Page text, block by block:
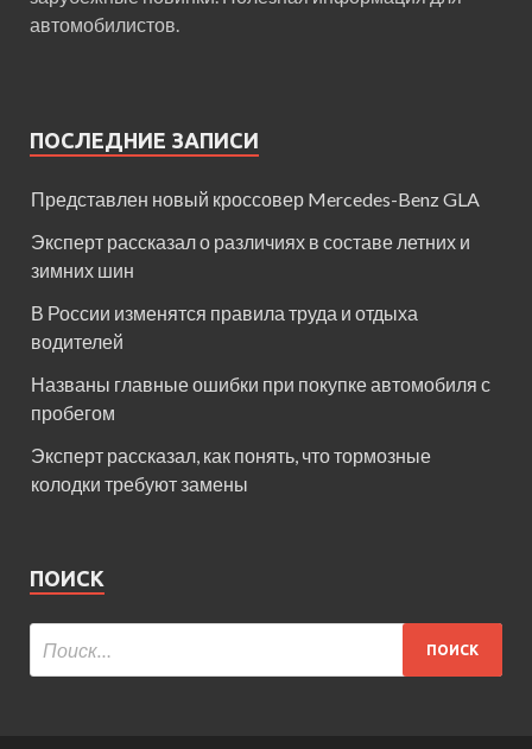
автомобилистов.
ПОСЛЕДНИЕ ЗАПИСИ
Представлен новый кроссовер Mercedes-Benz GLA
Эксперт рассказал о различиях в составе летних и
зимних шин
В России изменятся правила труда и отдыха
водителей
Названы главные ошибки при покупке автомобиля с
пробегом
Эксперт рассказал, как понять, что тормозные
колодки требуют замены
ПОИСК